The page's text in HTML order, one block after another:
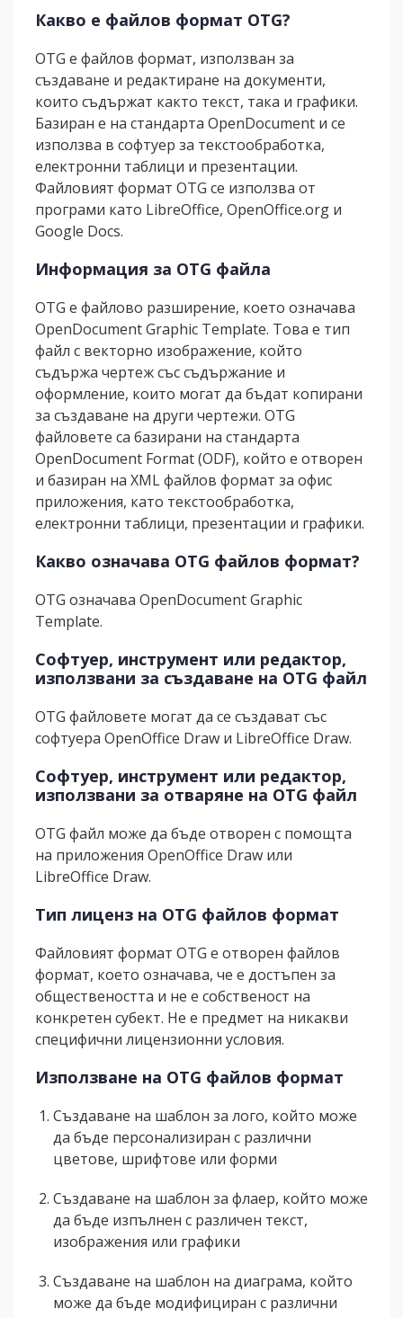
Какво е файлов формат OTG?
OTG е файлов формат, използван за
създаване и редактиране на документи,
които съдържат както текст, така и графики.
Базиран е на стандарта OpenDocument и се
използва в софтуер за текстообработка,
електронни таблици и презентации.
Файловият формат OTG се използва от
програми като LibreOffice, OpenOffice.org и
Google Docs.
Информация за OTG файла
OTG е файлово разширение, което означава
OpenDocument Graphic Template. Това е тип
файл с векторно изображение, който
съдържа чертеж със съдържание и
оформление, които могат да бъдат копирани
за създаване на други чертежи. OTG
файловете са базирани на стандарта
OpenDocument Format (ODF), който е отворен
и базиран на XML файлов формат за офис
приложения, като текстообработка,
електронни таблици, презентации и графики.
Какво означава OTG файлов формат?
OTG означава OpenDocument Graphic
Template.
Софтуер, инструмент или редактор,
използвани за създаване на OTG файл
OTG файловете могат да се създават със
софтуера OpenOffice Draw и LibreOffice Draw.
Софтуер, инструмент или редактор,
използвани за отваряне на OTG файл
OTG файл може да бъде отворен с помощта
на приложения OpenOffice Draw или
LibreOffice Draw.
Тип лиценз на OTG файлов формат
Файловият формат OTG е отворен файлов
формат, което означава, че е достъпен за
обществеността и не е собственост на
конкретен субект. Не е предмет на никакви
специфични лицензионни условия.
Използване на OTG файлов формат
Създаване на шаблон за лого, който може
да бъде персонализиран с различни
цветове, шрифтове или форми
Създаване на шаблон за флаер, който може
да бъде изпълнен с различен текст,
изображения или графики
Създаване на шаблон на диаграма, който
може да бъде модифициран с различни